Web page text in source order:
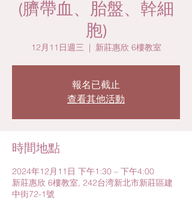
(臍帶血、胎盤、幹細
胞)
12月11日週三
  |
新莊惠欣 6樓教室
報名已截止
查看其他活動
時間地點
2024年12月11日 下午1:30 – 下午4:00
新莊惠欣 6樓教室, 242台湾新北市新莊區建
中街72-1號